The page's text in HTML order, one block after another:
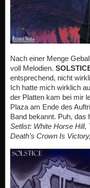
Nach einer Menge
voll Melodien.
entsprechend, nicht
Ich hatte mich wirklich
der Platten kam bei mir
Plaza am Ende des
Band bekannt. Puh, das
Setlist: White Horse Hill,
Death’s Crown Is